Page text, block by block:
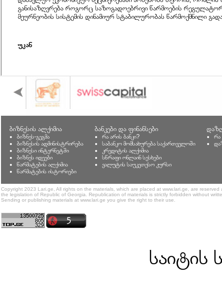
განისაზღვრება როგორც საზოგადოებრივი წარმოების
მეურნეობის სისტემის დინამიურ სტაბილურობას წარმოქმნილი
უკან
ბიზნესის ალქიმია
ბიზნეს-გეგმა
ბიზნესის ადმინისტრირება
ბიზნესი ინტერნეტში
ბიზნეს იდეები
წარმატების ალქიმია
წარმატების ისტორიები
ბანკები და ფინანსები
რა არის ბანკი?
საბანკო მომსახურება საქართველოში
კრედიტის ალქიმია
სწრაფი ონლაინ სესხები
ვალუტის საუკეთესო კურსი
რა
Copyright 2023 Lari.ge, All rights on the materials, which are placed at www.lari.ge, are
the legislation of Republic of Georgia. Republication of materials is strictly forbidden without
Sending or publishing materials at www.lari.ge you give the right to their use.
საიტის